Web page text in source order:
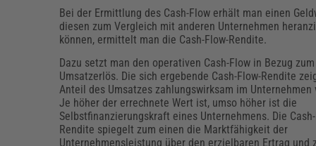
Arbeitssicherheit & Gesundheitsschutz
Brandschutz
Arbeitsschutz & Brandschutz
Assistenz & Office-Management
Baurecht & Architektenrecht
Energieoptimiertes & klimaneutrales Bauen
Nachhaltiges Planen
Bau, Immobilien & Gebäudemanagement
Bildung und Erziehung
Kinderschutz, Jugendhilfe & Inklusion
Datenschutz & IT-Recht
Datenschutz & IT-Sicherheit
Elektrosicherheit
Elektrosicherheit & Elektrotechnik
Energie und Umwelt
Fachpublikationen & Arbeitshilfen
Weiterbildungen (AKADEMIE HERKERT)
Energie und Umwelt
Kommunales
Reisekosten und Finanzen
Energie und Umwelt
Kommunales
Reisekosten und Finanzen
Bei der Ermittlung des Cash-Flow erhält man einen
diesen zum Vergleich mit anderen Unternehmen
können, ermittelt man die Cash-Flow-Rendite.
Dazu setzt man den operativen Cash-Flow in Bezug zum
Umsatzerlös. Die sich ergebende Cash-Flow-Rendite
Anteil des Umsatzes zahlungswirksam im Unternehmen
Je höher der errechnete Wert ist, umso höher ist die
Selbstfinanzierungskraft eines Unternehmens. Die
Rendite spiegelt zum einen die Marktfähigkeit der
Unternehmensleistung über den erzielbaren Ertrag und